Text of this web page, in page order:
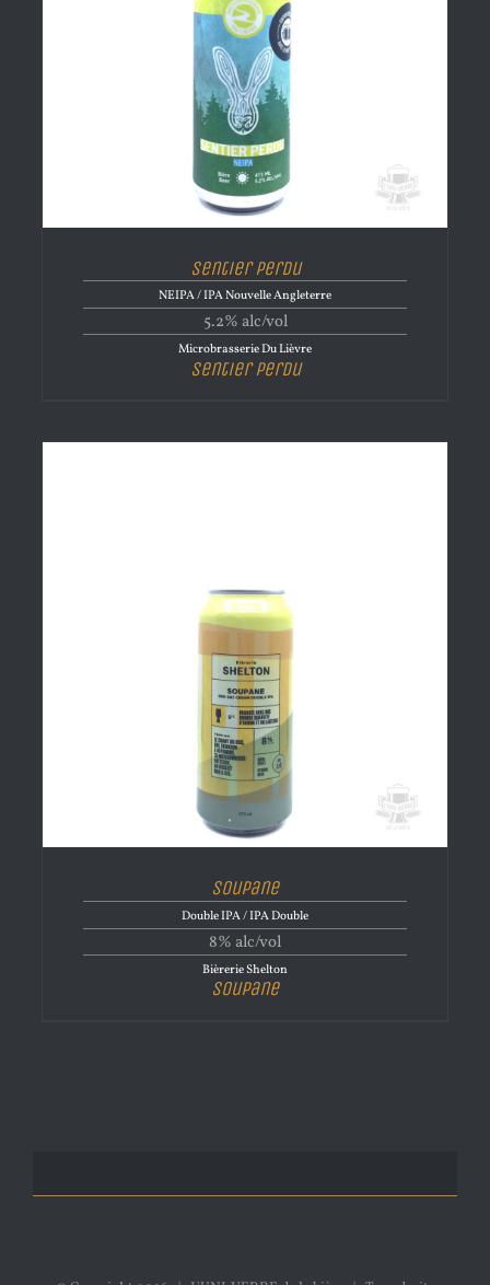
Sentier perdu
NEIPA / IPA Nouvelle Angleterre
5.2% alc/vol
Microbrasserie Du Lièvre
Sentier perdu
Soupane
Double IPA / IPA Double
8% alc/vol
Bièrerie Shelton
Soupane